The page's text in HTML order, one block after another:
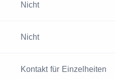
Nicht
Nicht
Kontakt für Einzelheiten